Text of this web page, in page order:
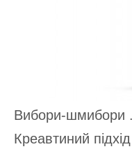
Вибори-шмибори
Креавтиний підхід